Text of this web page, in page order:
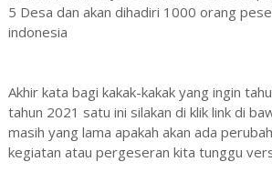
5 Desa dan akan dihadiri 1000 orang
indonesia
Akhir kata bagi kakak-kakak yang ingin
tahun 2021 satu ini silakan di klik link di
masih yang lama apakah akan ada
kegiatan atau pergeseran kita tunggu